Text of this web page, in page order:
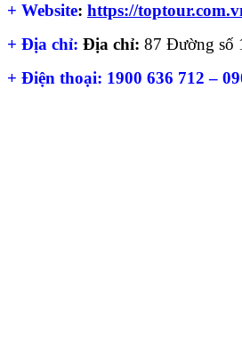
+ Website: https://
+ Địa chỉ: Địa chỉ: 87 Đường số
+ Điện thoại: 1900 636 712 –